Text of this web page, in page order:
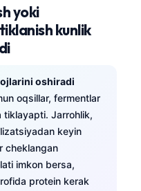
yoki
kunlik
oshiradi
oqsillar, fermentlar
tiklayapti. Jarrohlik,
keyin
cheklangan
imkon bersa,
protein kerak